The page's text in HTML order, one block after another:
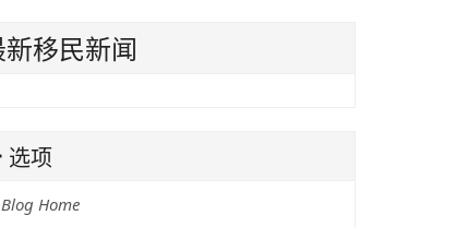
移民新闻
选项
Home